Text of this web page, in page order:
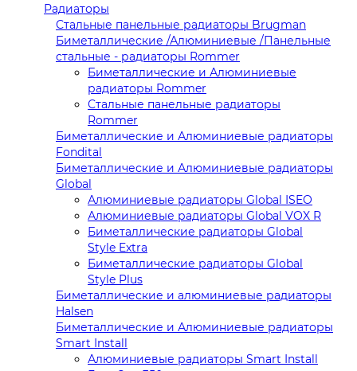
Радиаторы
Стальные панельные радиаторы Brugman
Биметаллические /Алюминиевые /Панельные
стальные - радиаторы Rommer
Биметаллические и Алюминиевые
радиаторы Rommer
Стальные панельные радиаторы
Rommer
Биметаллические и Алюминиевые радиаторы
Fondital
Биметаллические и Алюминиевые радиаторы
Global
Алюминиевые радиаторы Global ISEO
Алюминиевые радиаторы Global VOX R
Биметаллические радиаторы Global
Style Extra
Биметаллические радиаторы Global
Style Plus
Биметаллические и алюминиевые радиаторы
Halsen
Биметаллические и Алюминиевые радиаторы
Smart Install
Алюминиевые радиаторы Smart Install